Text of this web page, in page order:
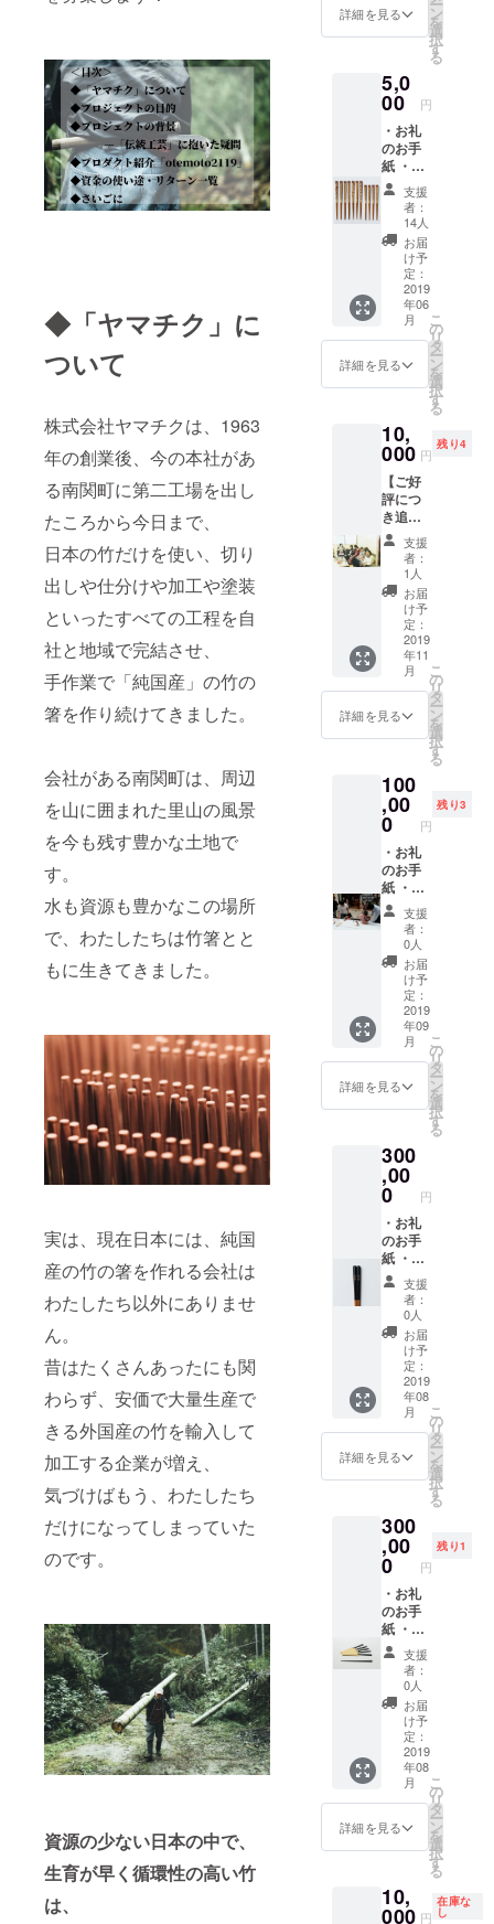
◆「ヤマチク」に
ついて
株式会社ヤマチクは、1963
年の創業後、今の本社があ
る南関町に第二工場を出し
たころから今日まで、
日本の竹だけを使い、切り
出しや仕分けや加工や塗装
といったすべての工程を自
社と地域で完結させ、
手作業で「純国産」の竹の
箸を作り続けてきました。
会社がある南関町は、周辺
を山に囲まれた里山の風景
を今も残す豊かな土地で
す。
水も資源も豊かなこの場所
で、わたしたちは竹箸とと
もに生きてきました。
実は、現在日本には、純国
産の竹の箸を作れる会社は
わたしたち以外にありませ
ん。
昔はたくさんあったにも関
わらず、安価で大量生産で
きる外国産の竹を輸入して
加工する企業が増え、
気づけばもう、わたしたち
だけになってしまっていた
のです。
資源の少ない日本の中で、
生育が早く循環性の高い竹
は、
詳細を見る ー
ン
を
選
択
す
る
5,0
00 円
・お礼
のお手
紙 ・ヤ
マチク
の会社
案内資
料 ・う
るし白
竹彫刻
箸1膳
（23cm
/柄はお
まか
せ。名
入れ可
方は備
考欄で
お伝え
くださ
い。）
支援
者：
14人
お届
け予
定：
2019
年06
月
詳細を見る
こ
の
リ
タ
ー
ン
を
選
択
す
る
10,
000 円
残り4
【ご好
評につ
き追加
しまし
た！】
・お礼
のお手
紙 ・ヤ
マチク
会社案
内資料
・1日ヤ
マチク
社員に
なれる
にご自
分で使
うお箸
を作れ
ま
す。）
※交通費
や宿泊
費など
は別途
自己負
担 ※お
届け予
定日に
関わら
ず、日
程は別
途ご相
談しま
支援
者：
1人
お届
け予
定：
2019
年11
月
詳細を見る
こ
の
リ
タ
ー
ン
を
選
択
す
る
100
,00
0 円
残り3
・お礼
のお手
紙 ・ヤ
マチク
の会社
案内資
料 ・出
張ワー
ショッ
プ（上
限は３
０人で
す） ※
旅費や
です
（日本
国内限
定） ※
ワーク
ショッ
プの内
容は別
途ご相
談しま
しょ
う。 ※
日程は
お届け
予定日
に関わ
らずご
相談し
ましょ
支援
者：
0人
お届
け予
定：
2019
年09
月
詳細を見る
こ
の
リ
タ
ー
ン
を
選
択
す
る
300
,00
0 円
・お礼
のお手
紙 ・ヤ
マチク
の会社
案内資
料 ・名
入れの
お箸100
人分 結
婚式や
ノベル
ティな
どにお
すすめ
す。 ※
お届け
日にか
かわら
ず、日
程やお
箸の種
類は別
途ご相
談しま
しょ
う。
支援
者：
0人
お届
け予
定：
2019
年08
月
詳細を見る
こ
の
リ
タ
ー
ン
を
選
択
す
る
300
,00
0 円
残り1
・お礼
のお手
紙 ・ヤ
マチク
の会社
案内資
料 ・
otemot
o2119
：30膳
（飲食
店向
け）
支援
者：
0人
お届
け予
定：
2019
年08
月
詳細を見る
こ
の
リ
タ
ー
ン
を
選
択
す
る
10,
000 円
在庫な
し